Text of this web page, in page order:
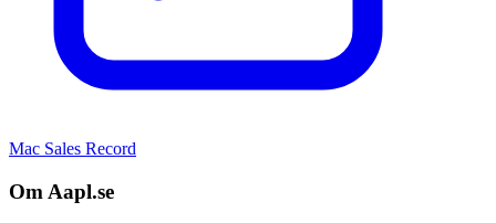
Mac Sales Record
Om Aapl.se